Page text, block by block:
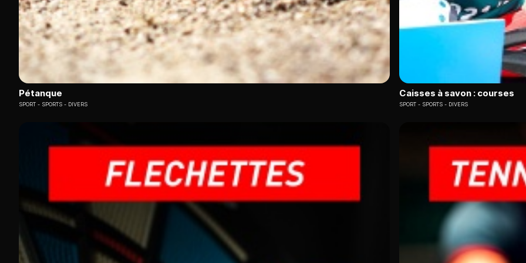
Pétanque
SPORT SPORTS - DIVERS
Caisses à savon : courses
SPORT SPORTS - DIVERS